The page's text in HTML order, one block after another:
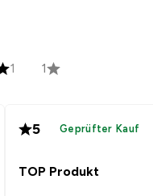
1 1
5 Geprüfter Kauf
TOP Produkt